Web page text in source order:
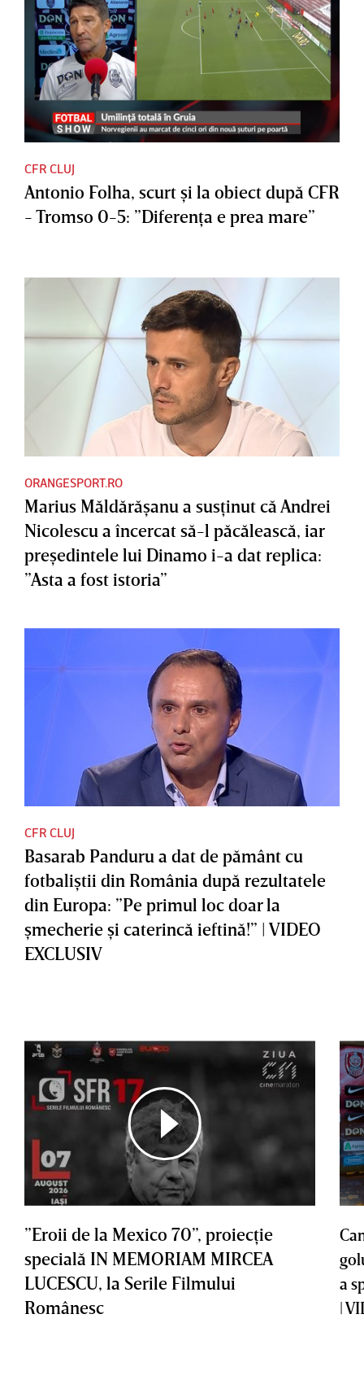
CFR CLUJ
Antonio Folha, scurt şi la obiect după CFR
- Tromso 0-5: ”Diferenţa e prea mare”
ORANGESPORT.RO
Marius Măldărăşanu a susţinut că Andrei
Nicolescu a încercat să-l păcălească, iar
preşedintele lui Dinamo i-a dat replica:
”Asta a fost istoria”
CFR CLUJ
Basarab Panduru a dat de pământ cu
fotbaliştii din România după rezultatele
din Europa: ”Pe primul loc doar la
şmecherie şi caterincă ieftină!” | VIDEO
EXCLUSIV
”Eroii de la Mexico 70”, proiecţie
specială IN MEMORIAM MIRCEA
LUCESCU, la Serile Filmului
Românesc
a
|